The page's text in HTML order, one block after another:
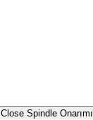
Close Spindle Onarımı